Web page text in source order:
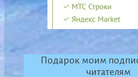
Подарок моим
читателям